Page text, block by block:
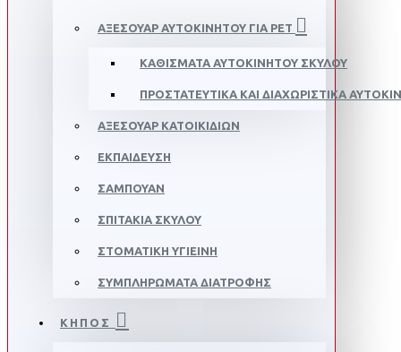
ΑΞΕΣΟΥΆΡ ΑΥΤΟΚΙΝΉΤΟΥ ΓΙΑ PET
ΚΑΘΊΣΜΑΤΑ ΑΥΤΟΚΙΝΉΤΟΥ ΣΚΎΛΟΥ
ΠΡΟΣΤΑΤΕΥΤΙΚΆ ΚΑΙ ΔΙΑΧΩΡΙΣΤΙΚΆ
ΑΞΕΣΟΥΆΡ ΚΑΤΟΙΚΙΔΊΩΝ
ΕΚΠΑΊΔΕΥΣΗ
ΣΑΜΠΟΥΆΝ
ΣΠΙΤΆΚΙΑ ΣΚΎΛΟΥ
ΣΤΟΜΑΤΙΚΉ ΥΓΙΕΙΝΉ
ΣΥΜΠΛΗΡΏΜΑΤΑ ΔΙΑΤΡΟΦΉΣ
ΚΗΠΟΣ